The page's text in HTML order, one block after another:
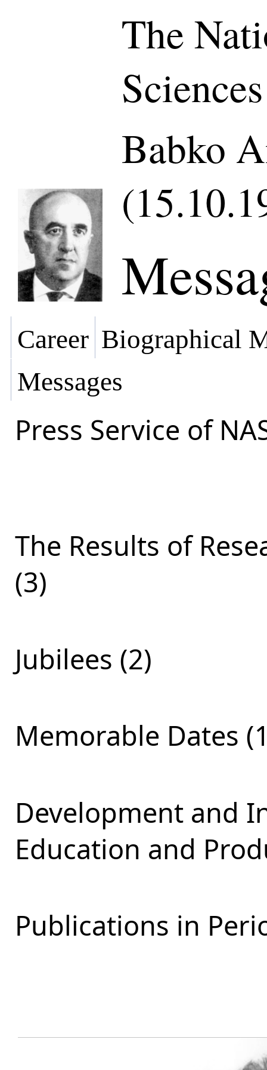
The
Babko
Career Biographical
Messages
Press Service of
The Results of
(3)
Jubilees (2)
Memorable Dates
Development and
Education and
Publications in